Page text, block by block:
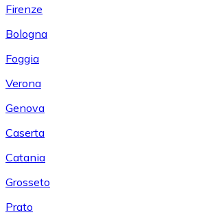
Firenze
Bologna
Foggia
Verona
Genova
Caserta
Catania
Grosseto
Prato